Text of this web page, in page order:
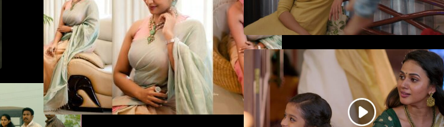
ശ്രദ്ധ
ജനപ്രിയ നടൻ ദിലീപ്
നയകമായി എത്തുന്ന പവി
കെയർ ടേക്കർ.. വീഡിയോ
സോംഗ്…